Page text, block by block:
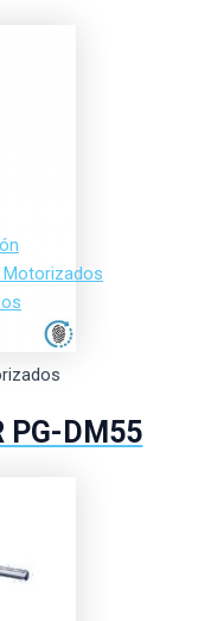
PG-DM55